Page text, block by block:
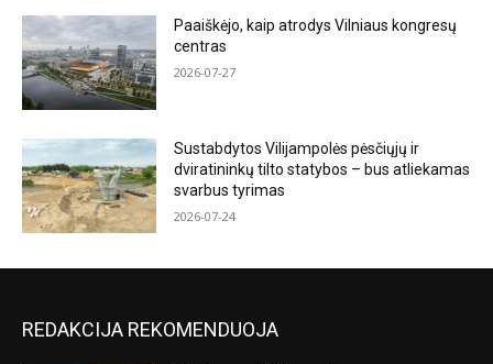
Paaiškėjo, kaip atrodys Vilniaus kongresų
centras
2026-07-27
Sustabdytos Vilijampolės pėsčiųjų ir
dviratininkų tilto statybos – bus atliekamas
svarbus tyrimas
2026-07-24
REDAKCIJA REKOMENDUOJA